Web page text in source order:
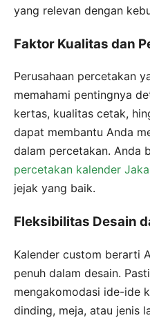
yang relevan dengan
Faktor Kualitas dan
Perusahaan percetakan
memahami pentingnya
kertas, kualitas cetak,
dapat membantu Anda
dalam percetakan. Anda
percetakan kalender
jejak yang baik.
Fleksibilitas Desain
Kalender custom berarti
penuh dalam desain.
mengakomodasi ide-ide
dinding, meja, atau jenis